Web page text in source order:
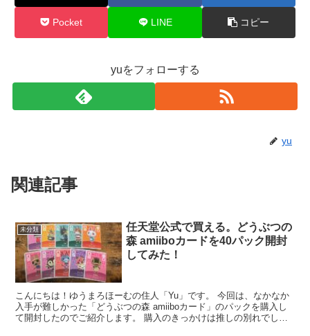
Pocket LINE コピー
yuをフォローする
yu
関連記事
未分類
任天堂公式で買える。どうぶつの
森 amiiboカードを40パック開封
してみた！
こんにちは！ゆうまろほーむの住人「Yu」です。 今回は、なかなか
入手が難しかった「どうぶつの森 amiiboカード」のパックを購入し
て開封したのでご紹介します。 購入のきっかけは推しの別れでし